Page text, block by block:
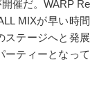
催だ。WARP Re
MIXが早い時間
ステージへと発展
ーティーとなって